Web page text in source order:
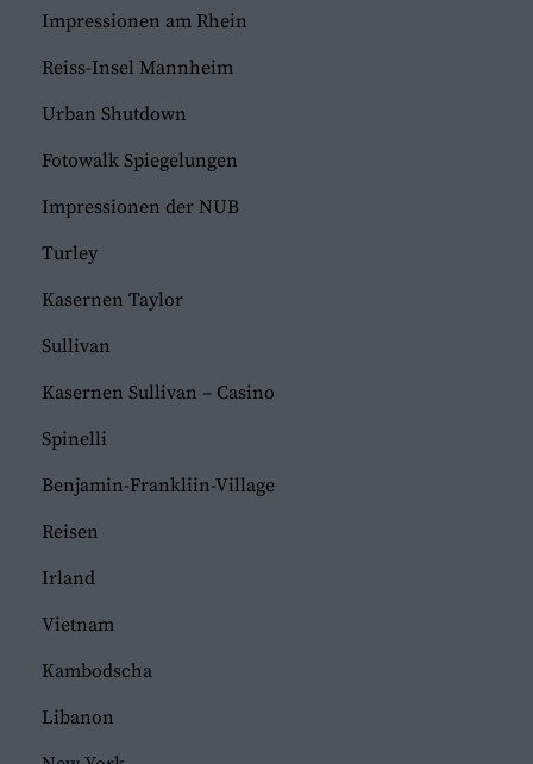
Impressionen am Rhein
Reiss-Insel Mannheim
Urban Shutdown
Fotowalk Spiegelungen
Impressionen der NUB
Turley
Kasernen Taylor
Sullivan
Kasernen Sullivan – Casino
Spinelli
Benjamin-Frankliin-Village
Reisen
Irland
Vietnam
Kambodscha
Libanon